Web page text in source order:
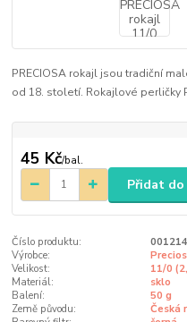
PRECIOSA rokajl jsou tradiční
od 18. století. Rokajlové perličky
45 Kč/bal.
Přidat do
Číslo produktu:
001214
Výrobce:
Velikost:
11/0
Materiál:
sklo
Balení:
50 g
Země původu:
Česká